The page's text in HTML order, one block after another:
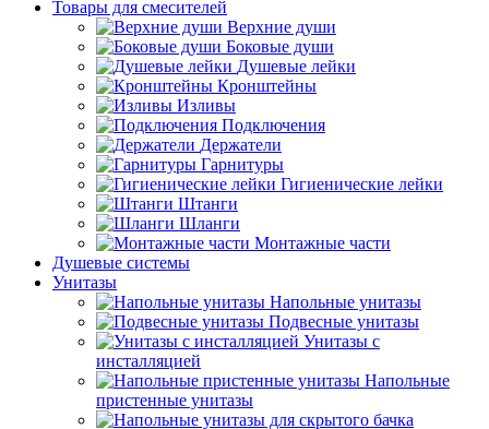
Товары для смесителей
Верхние души
Боковые души
Душевые лейки
Кронштейны
Изливы
Подключения
Держатели
Гарнитуры
Гигиенические лейки
Штанги
Шланги
Монтажные части
Душевые системы
Унитазы
Напольные унитазы
Подвесные унитазы
Унитазы с
инсталляцией
Напольные
пристенные унитазы